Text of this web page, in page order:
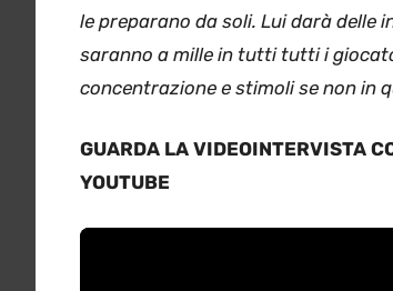
le preparano da soli. Lui darà delle
saranno a mille in tutti tutti i
concentrazione e stimoli se non in
GUARDA LA VIDEOINTERVISTA
YOUTUBE